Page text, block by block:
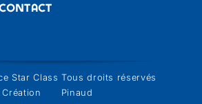
Star Class Tous droits réservés
Création
Pinaud